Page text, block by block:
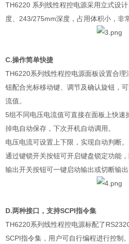
TH6220 系列线性程控电源采用立式设计
度、 243/275mm深度，占用体积小，非
C.操作简单快捷
TH6220系列线性程控电源面板设置合理
钮配合光标移动键、调节及确认旋钮，
流值。
5组不同电压电流值可直接在面板上快速
掉电自动保存，下次开机自动调用。
电压电流可设置上下限，实现自动判断。
通过键锁开关按钮可开启键盘锁定功能，
输出开关按钮可一键启动输出或切断输出
D.两种接口，支持SCPI指令集
TH6220系列线性程控电源标配了
SCPI指令集，用户可自行编程进行控制。